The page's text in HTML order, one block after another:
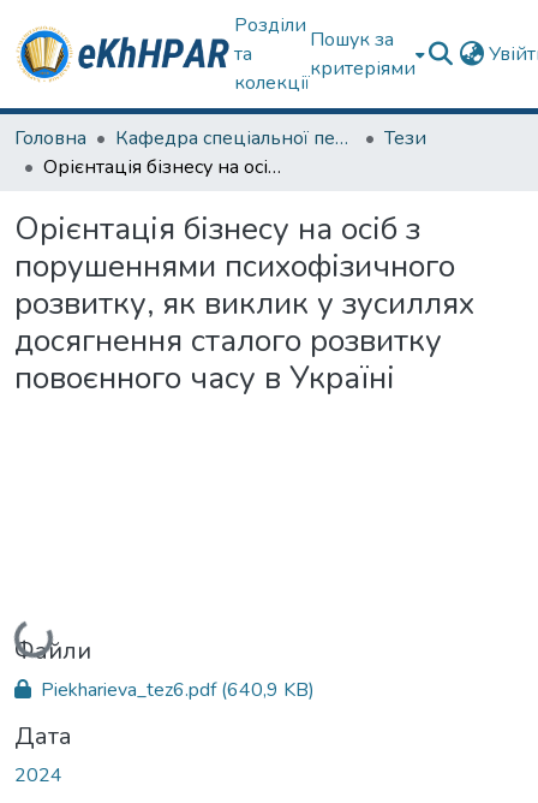
Розділи
та
колекції
Пошук за
критеріями
Головна Кафедра спеціальної педагогіки і психології та інклюзивної освіти
Тези
Орієнтація бізнесу на осіб з порушеннями психофізичного розвитку, як виклик у зусиллях досягнення сталого розвитку повоєнного часу в Україні
Орієнтація бізнесу на осіб з
порушеннями психофізичного
розвитку, як виклик у зусиллях
досягнення сталого розвитку
повоєнного часу в Україні
Вантажиться...
Файли
Piekharieva_tez6.pdf(640,9 KB)
Дата
2024